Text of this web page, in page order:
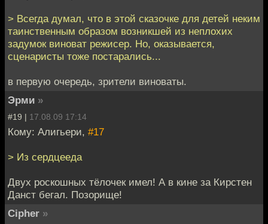
> Всегда думал, что в этой сказочке для детей неким
таинственным образом возникшей из неплохих
задумок виноват режисер. Но, оказывается,
сценаристы тоже постарались...
в первую очередь, зрители виноваты.
Эрми »
#19 | 17.08.09 17:14
Кому: Алигьери, #17
> Из сердцееда
Двух роскошных тёлочек имел! А в кине за Кирстен
Данст бегал. Позорище!
Cipher »